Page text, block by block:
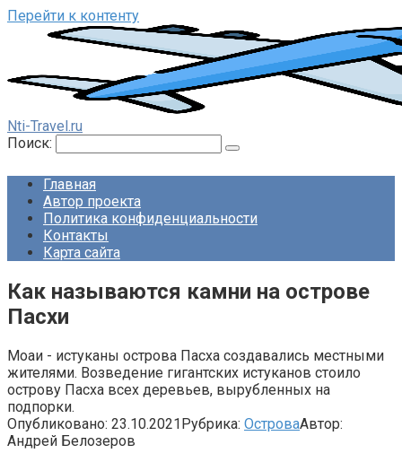
Перейти к контенту
Nti-Travel.ru
Поиск:
Главная
Автор проекта
Политика конфиденциальности
Контакты
Карта сайта
Как называются камни на острове
Пасхи
Моаи - истуканы острова Пасха создавались местными
жителями. Возведение гигантских истуканов стоило
острову Пасха всех деревьев, вырубленных на
подпорки.
Опубликовано: 23.10.2021Рубрика: ОстроваАвтор:
Андрей Белозеров